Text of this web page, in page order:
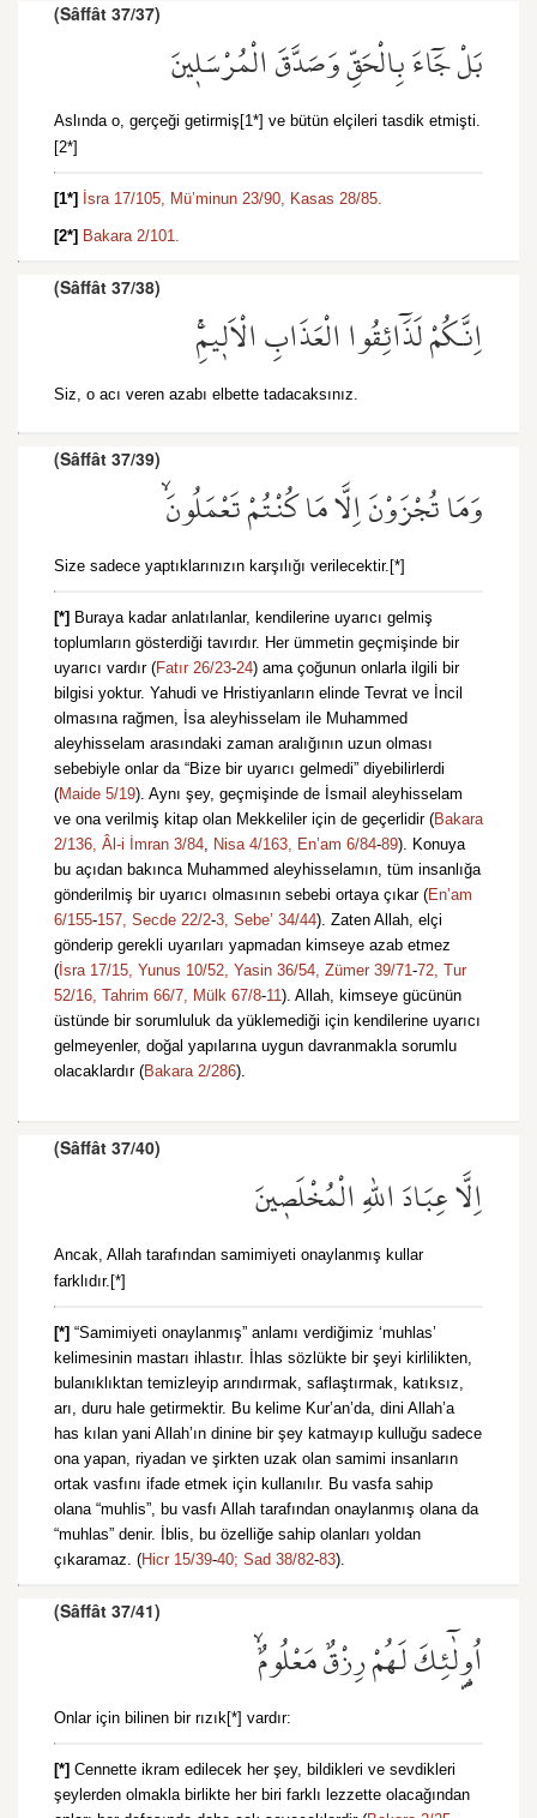
(Sâffât 37/37)
بَلْ جَٓاءَ بِالْحَقِّ وَصَدَّقَ الْمُرْسَل۪ينَ
Aslında o, gerçeği getirmiş[1*] ve bütün elçileri tasdik etmişti.
[2*]
[1*] İsra 17/105, Mü’minun 23/90, Kasas 28/85.
[2*] Bakara 2/101.
(Sâffât 37/38)
اِنَّكُمْ لَذَٓائِقُوا الْعَذَابِ الْاَل۪يمِۚ
Siz, o acı veren azabı elbette tadacaksınız.
(Sâffât 37/39)
وَمَا تُجْزَوْنَ اِلَّا مَا كُنْتُمْ تَعْمَلُونَۙ
Size sadece yaptıklarınızın karşılığı verilecektir.[*]
[*] Buraya kadar anlatılanlar, kendilerine uyarıcı gelmiş
toplumların gösterdiği tavırdır. Her ümmetin geçmişinde bir
uyarıcı vardır (Fatır 26/23-24) ama çoğunun onlarla ilgili bir
bilgisi yoktur. Yahudi ve Hristiyanların elinde Tevrat ve İncil
olmasına rağmen, İsa aleyhisselam ile Muhammed
aleyhisselam arasındaki zaman aralığının uzun olması
sebebiyle onlar da “Bize bir uyarıcı gelmedi” diyebilirlerdi
(Maide 5/19). Aynı şey, geçmişinde de İsmail aleyhisselam
ve ona verilmiş kitap olan Mekkeliler için de geçerlidir (Bakara
2/136, Âl-i İmran 3/84, Nisa 4/163, En’am 6/84-89). Konuya
bu açıdan bakınca Muhammed aleyhisselamın, tüm insanlığa
gönderilmiş bir uyarıcı olmasının sebebi ortaya çıkar (En’am
6/155-157, Secde 22/2-3, Sebe’ 34/44). Zaten Allah, elçi
gönderip gerekli uyarıları yapmadan kimseye azab etmez
( İsra 17/15, Yunus 10/52, Yasin 36/54, Zümer 39/71-72, Tur
52/16, Tahrim 66/7, Mülk 67/8-11). Allah, kimseye gücünün
üstünde bir sorumluluk da yüklemediği için kendilerine uyarıcı
gelmeyenler, doğal yapılarına uygun davranmakla sorumlu
olacaklardır (Bakara 2/286).
(Sâffât 37/40)
اِلَّا عِبَادَ اللّٰهِ الْمُخْلَص۪ينَ
Ancak, Allah tarafından samimiyeti onaylanmış kullar
farklıdır.[*]
[*] “Samimiyeti onaylanmış” anlamı verdiğimiz ‘muhlas’
kelimesinin mastarı ihlastır. İhlas sözlükte bir şeyi kirlilikten,
bulanıklıktan temizleyip arındırmak, saflaştırmak, katıksız,
arı, duru hale getirmektir. Bu kelime Kur’an’da, dini Allah’a
has kılan yani Allah’ın dinine bir şey katmayıp kulluğu sadece
ona yapan, riyadan ve şirkten uzak olan samimi insanların
ortak vasfını ifade etmek için kullanılır. Bu vasfa sahip
olana “muhlis”, bu vasfı Allah tarafından onaylanmış olana da
“muhlas” denir. İblis, bu özelliğe sahip olanları yoldan
çıkaramaz. (Hicr 15/39-40; Sad 38/82-83).
(Sâffât 37/41)
اُو۬لٰٓئِكَ لَهُمْ رِزْقٌ مَعْلُومٌۙ
Onlar için bilinen bir rızık[*] vardır:
[*] Cennette ikram edilecek her şey, bildikleri ve sevdikleri
şeylerden olmakla birlikte her biri farklı lezzette olacağından